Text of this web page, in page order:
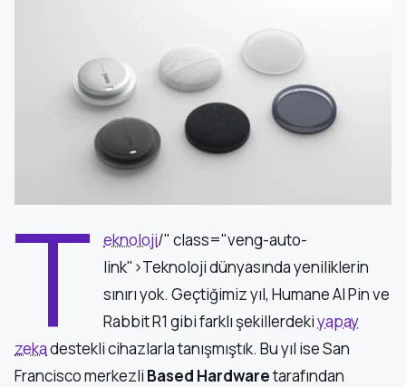
t eknoloji/" class="veng-auto-
link">Teknoloji dünyasında yeniliklerin
sınırı yok. Geçtiğimiz yıl, Humane AI Pin ve
Rabbit R1 gibi farklı şekillerdekiyapay
zekadestekli cihazlarla tanışmıştık. Bu yıl ise San
Francisco merkezli Based Hardwaretarafından